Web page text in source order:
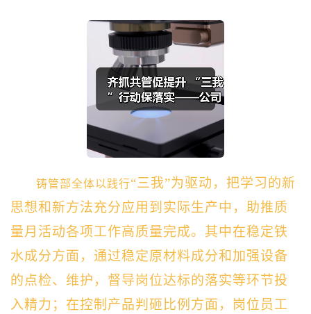
铸管部全体以践行“三我”为驱动，把学习的新
思想和新方法充分应用到实际生产中，助推质
量月活动各项工作高质量完成。其中在稳定铁
水成分方面，通过稳定原材料成分和加强设备
的点检、维护，督导岗位达标的落实等环节投
入精力；在控制产品判砸比例方面，岗位员工